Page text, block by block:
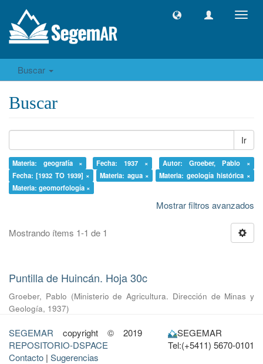
Buscar
Buscar
Ir
Materia: geografía × Fecha: 1937 ×
Autor: Groeber, Pablo ×
Fecha: [1932 TO 1939] ×
Materia: agua ×
Materia: geología histórica ×
Materia: geomorfología ×
Mostrar filtros avanzados
Mostrando ítems 1-1 de 1
Puntilla de Huincán. Hoja 30c
Groeber, Pablo (Ministerio de Agricultura. Dirección de Minas y
Geología, 1937)
SEGEMAR copyright © 2019
REPOSITORIO-DSPACE
Contacto | Sugerencias
SEGEMAR
Tel:(+5411) 5670-0101